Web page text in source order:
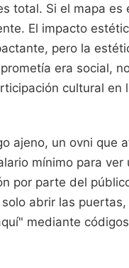
total. Si el mapa es
El impacto
pero la
era social,
cultural en
ajeno, un ovni que
mínimo para ver
por parte del
abrir las
mediante